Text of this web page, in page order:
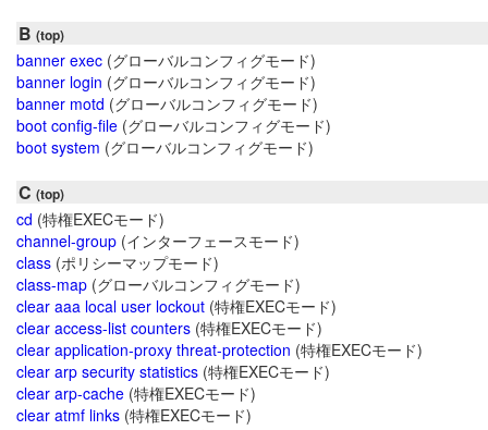
B (top)
banner exec (グローバルコンフィグモード)
banner login (グローバルコンフィグモード)
banner motd (グローバルコンフィグモード)
boot config-file (グローバルコンフィグモード)
boot system (グローバルコンフィグモード)
C (top)
cd (特権EXECモード)
channel-group (インターフェースモード)
class (ポリシーマップモード)
class-map (グローバルコンフィグモード)
clear aaa local user lockout (特権EXECモード)
clear access-list counters (特権EXECモード)
clear application-proxy threat-protection (特権EXECモード)
clear arp security statistics (特権EXECモード)
clear arp-cache (特権EXECモード)
clear atmf links (特権EXECモード)